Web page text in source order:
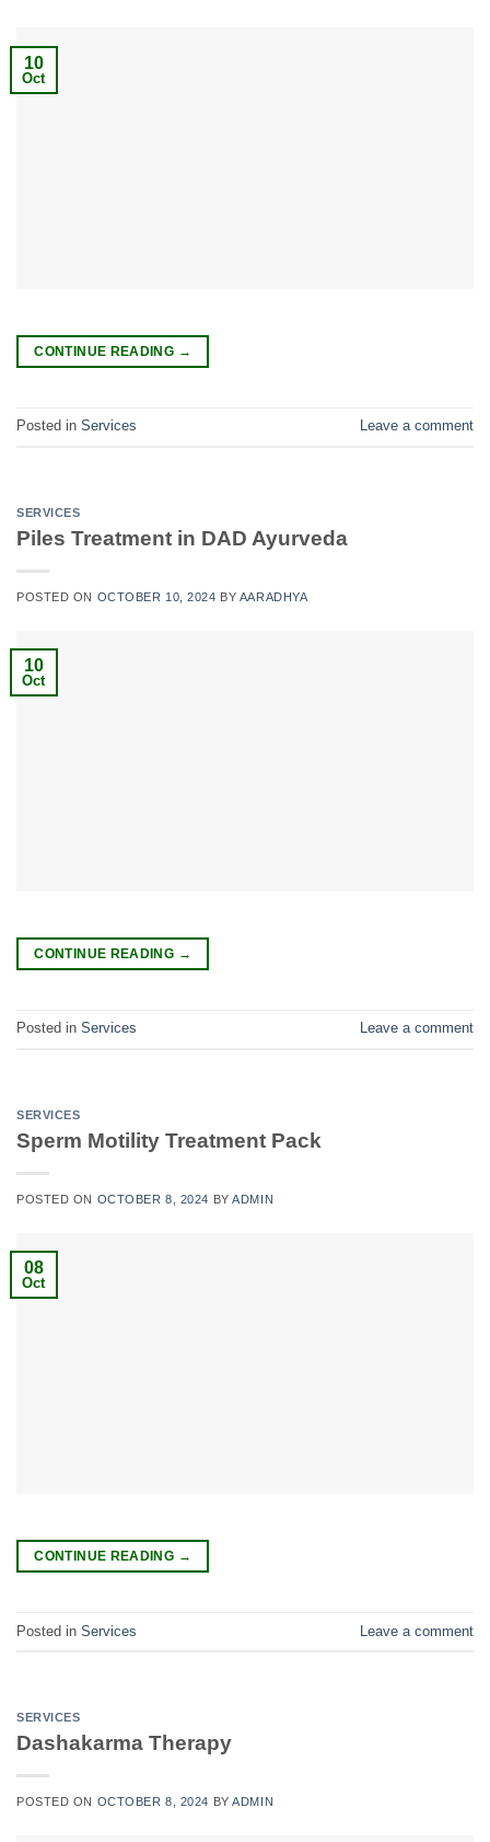
10
Oct
CONTINUE READING →
Posted in Services Leave a comment
SERVICES
Piles Treatment in DAD Ayurveda
POSTED ON OCTOBER 10, 2024 BY AARADHYA
10
Oct
CONTINUE READING →
Posted in Services Leave a comment
SERVICES
Sperm Motility Treatment Pack
POSTED ON OCTOBER 8, 2024 BYADMIN
08
Oct
CONTINUE READING →
Posted in Services Leave a comment
SERVICES
Dashakarma Therapy
POSTED ON OCTOBER 8, 2024 BYADMIN